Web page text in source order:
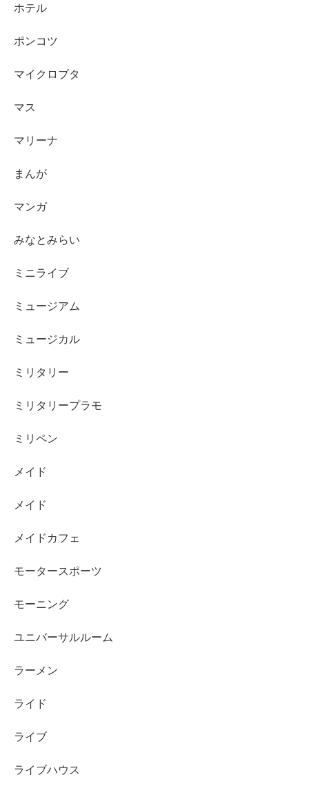
ホテル
ポンコツ
マイクロブタ
マス
マリーナ
まんが
マンガ
みなとみらい
ミニライブ
ミュージアム
ミュージカル
ミリタリー
ミリタリープラモ
ミリペン
メイド
メイド
メイドカフェ
モータースポーツ
モーニング
ユニバーサルルーム
ラーメン
ライド
ライブ
ライブハウス